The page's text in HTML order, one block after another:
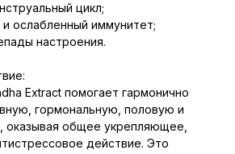
цикл;
ослабленный иммунитет;
настроения.
Extract помогает гармонично
гормональную, половую и
оказывая общее укрепляющее,
действие. Это